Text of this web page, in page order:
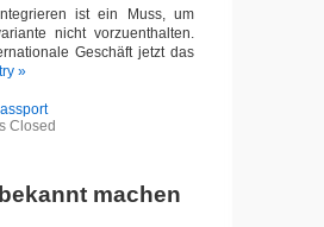
ist ein Muss, um
nicht vorzuenthalten.
Geschäft jetzt das
»
Closed
machen